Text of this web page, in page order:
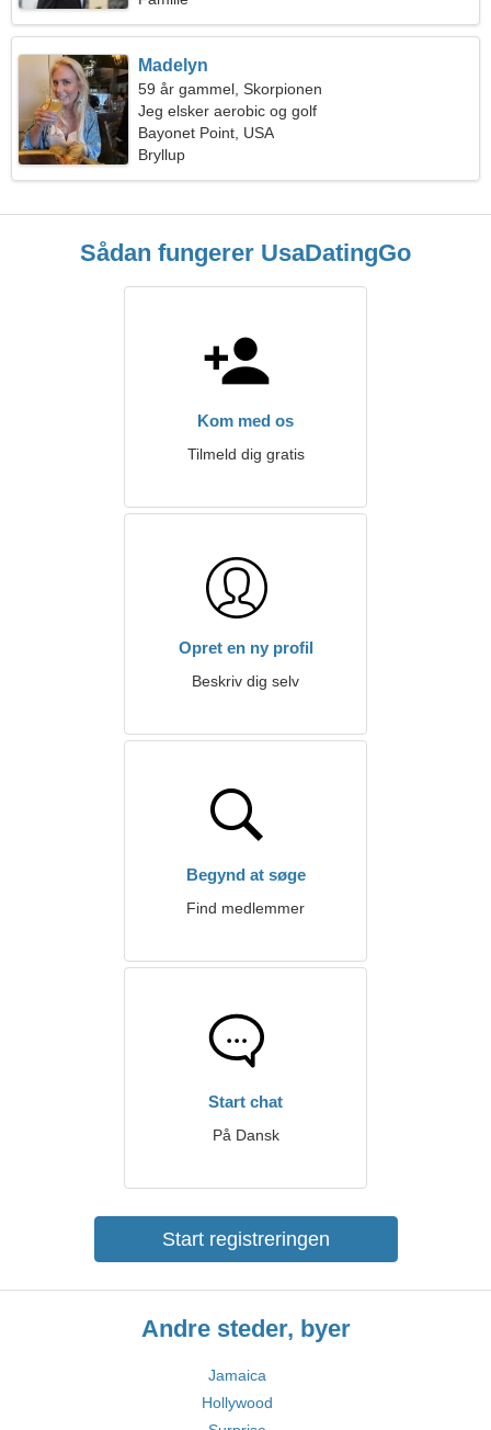
Madelyn
59 år gammel, Skorpionen
Jeg elsker aerobic og golf
Bayonet Point, USA
Bryllup
Sådan fungerer UsaDatingGo
Kom med os
Tilmeld dig gratis
Opret en ny profil
Beskriv dig selv
Begynd at søge
Find medlemmer
Start chat
På Dansk
Start registreringen
Andre steder, byer
Jamaica
Hollywood